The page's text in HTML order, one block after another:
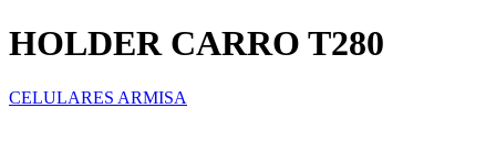
HOLDER CARRO T280
CELULARES ARMISA